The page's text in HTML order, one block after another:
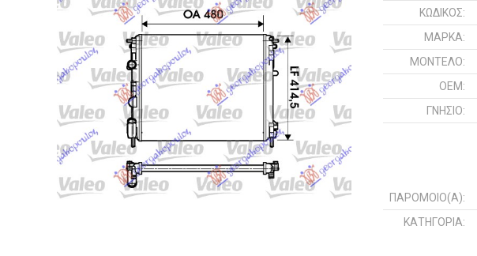
ΚΩΔΙΚΌΣ:
ΜΑΡΚΑ:
ΜΟΝΤΕΛΟ:
OEM:
ΓΝΉΣΙΟ:
ΠΑΡΌΜΟΙΟ(Α):
ΚΑΤΗΓΟΡΊΑ: